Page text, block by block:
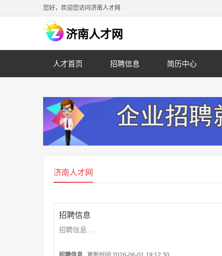
您好，欢迎您访问济南人才网
济南人才网
人才首页 招聘信息 简历中心
济南人才网
招聘信息
招聘信息...